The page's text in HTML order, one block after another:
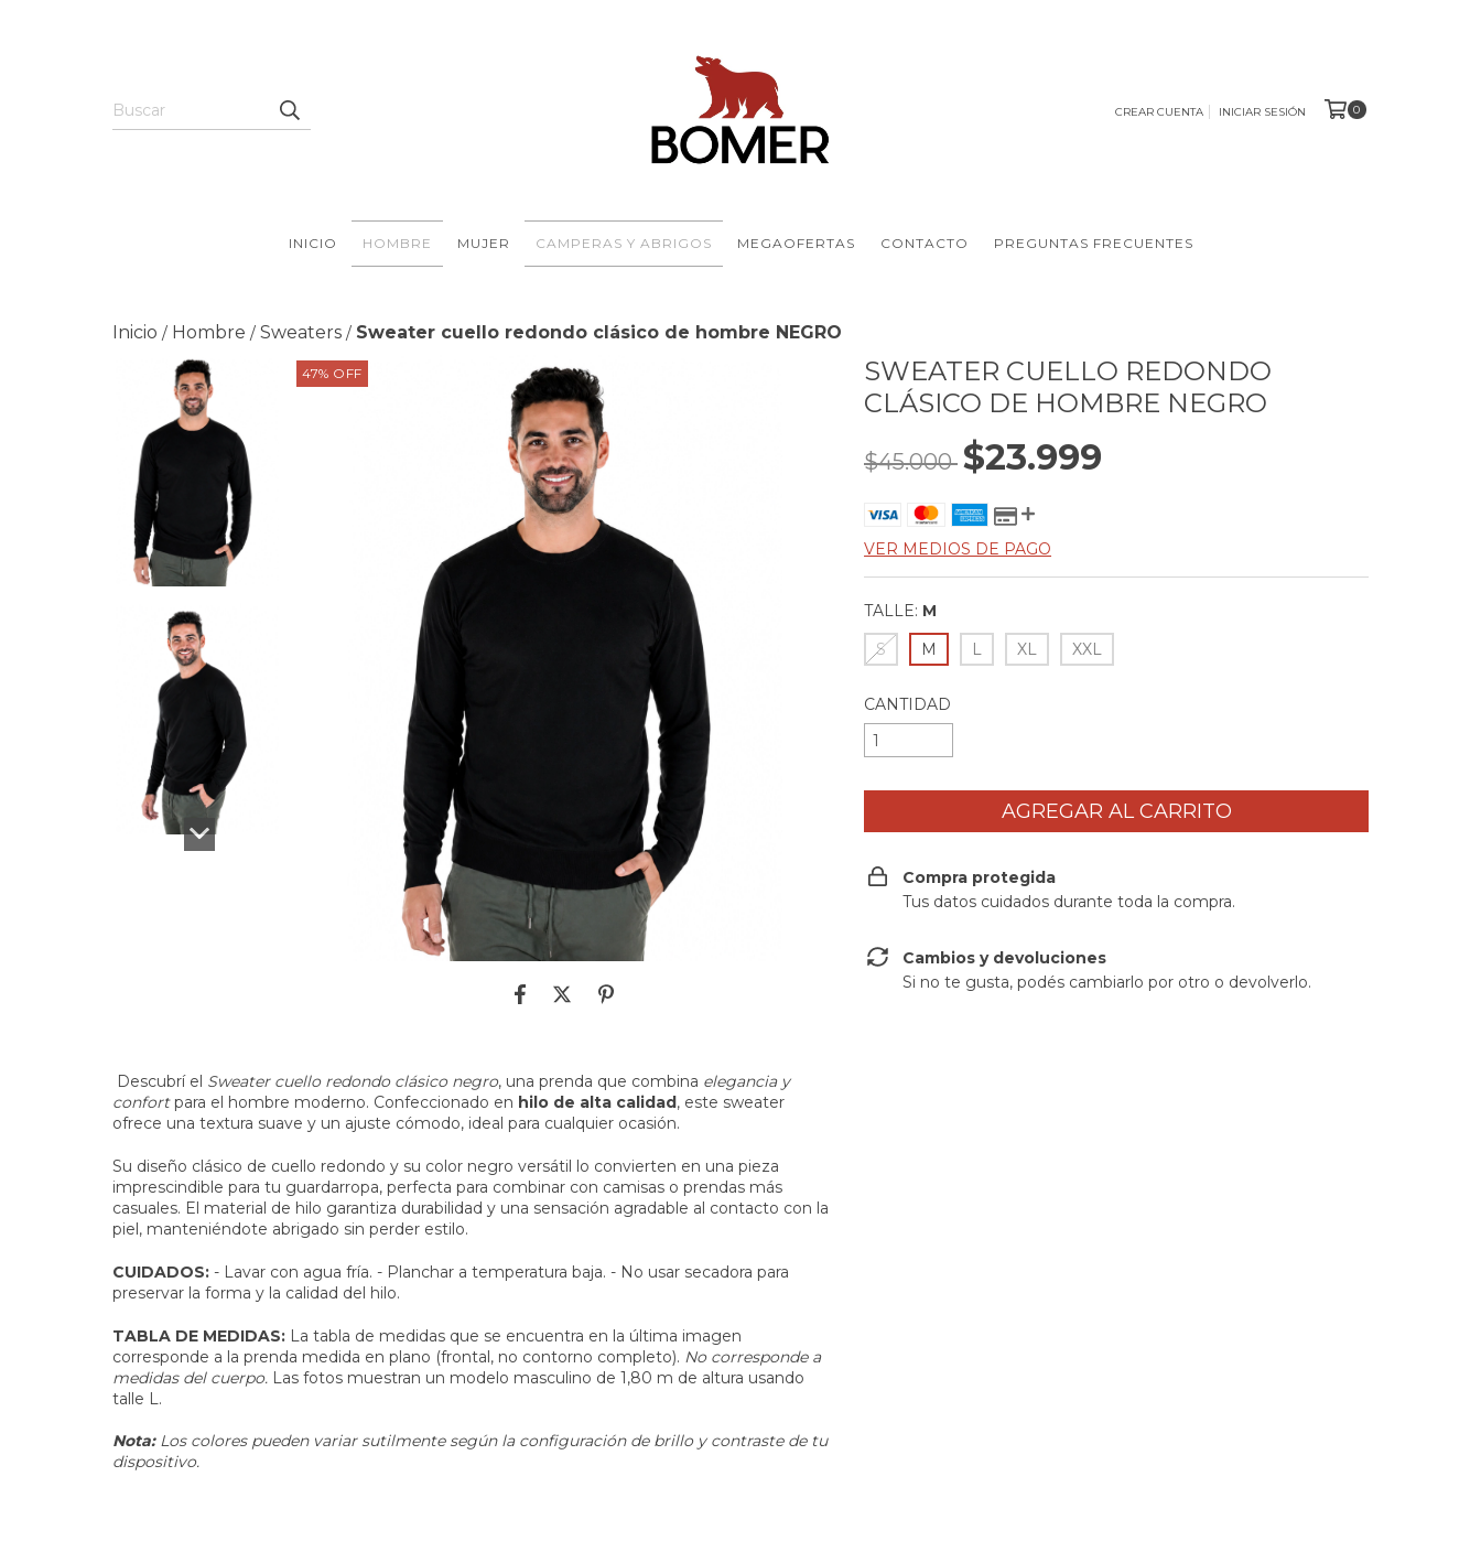
CREAR CUENTA INICIAR SESIÓN 0
INICIO HOMBRE MUJER CAMPERAS Y ABRIGOS MEGAOFERTAS CONTACTO PREGUNTAS FRECUENTES
Inicio / Hombre / Sweaters / Sweater cuello redondo clásico de hombre NEGRO
47% OFF
Descubrí el Sweater cuello redondo clásico negro, una prenda que combina elegancia y
confortpara el hombre moderno. Confeccionado en hilo de alta calidad, este sweater
ofrece una textura suave y un ajuste cómodo, ideal para cualquier ocasión.
Su diseño clásico de cuello redondo y su color negro versátil lo convierten en una pieza
imprescindible para tu guardarropa, perfecta para combinar con camisas o prendas más
casuales. El material de hilo garantiza durabilidad y una sensación agradable al contacto con la
piel, manteniéndote abrigado sin perder estilo.
CUIDADOS: - Lavar con agua fría. - Planchar a temperatura baja. - No usar secadora para
preservar la forma y la calidad del hilo.
TABLA DE MEDIDAS: La tabla de medidas que se encuentra en la última imagen
corresponde a la prenda medida en plano (frontal, no contorno completo). No corresponde a
medidas del cuerpo. Las fotos muestran un modelo masculino de 1,80 m de altura usando
talle L.
Nota:Los colores pueden variar sutilmente según la configuración de brillo y contraste de tu
dispositivo.
SWEATER CUELLO REDONDO
CLÁSICO DE HOMBRE NEGRO
$45.000 $23.999
VER MEDIOS DE PAGO
TALLE: M
S
M L XL XXL
CANTIDAD
Compra protegida
Tus datos cuidados durante toda la compra.
Cambios y devoluciones
Si no te gusta, podés cambiarlo por otro o devolverlo.